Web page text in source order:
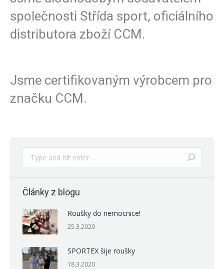
společnosti Střída sport, oficiálního
distributora zboží CCM.
Jsme certifikovaným výrobcem pro
značku CCM.
Search:
Články z blogu
Roušky do nemocnice!
25.3.2020
SPORTEX šije roušky
18.3.2020